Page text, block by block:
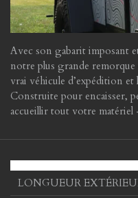
Avec son gabarit imposant
notre plus grande remorque
vrai véhicule d’expédition
Construite pour encaisser,
accueillir tout votre
LONGUEUR